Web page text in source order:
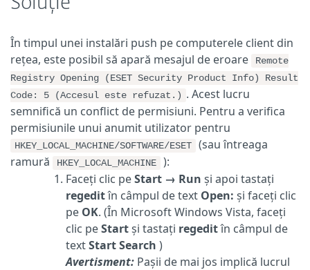
În timpul unei instalări push pe computerele client din
rețea, este posibil să apară mesajul de eroare
Remote
Registry Opening (ESET Security Product Info) Result
Code: 5 (Accesul este refuzat.) . Acest lucru
semnifică un conflict de permisiuni. Pentru a verifica
permisiunile unui anumit utilizator pentru
HKEY_LOCAL_MACHINE/SOFTWARE/ESET
(sau întreaga
ramură
HKEY_LOCAL_MACHINE
):
Faceți clic peStart → Run și apoi tastați
regeditîn câmpul de text Open: și faceți clic
pe OK. (În Microsoft Windows Vista, faceți
clic peStartși tastați regeditîn câmpul de
textStart Search )
Avertisment: Pașii de mai jos implică lucrul